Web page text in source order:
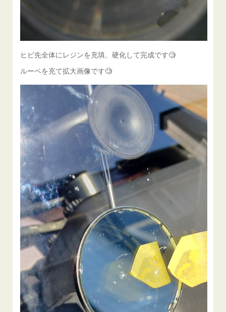
ヒビ先全体にレジンを充填、硬化して完成です🧐
ルーペを充て拡大画像です🧐